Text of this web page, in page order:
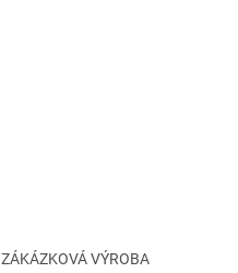
ZÁKÁZKOVÁ VÝROBA